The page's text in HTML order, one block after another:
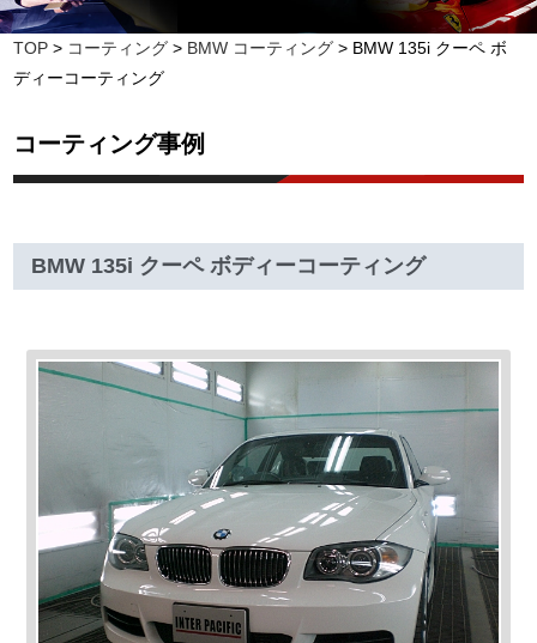
TOP > コーティング > BMW コーティング > BMW 135i クーペ ボ
ディーコーティング
コーティング事例
BMW 135i クーペ ボディーコーティング